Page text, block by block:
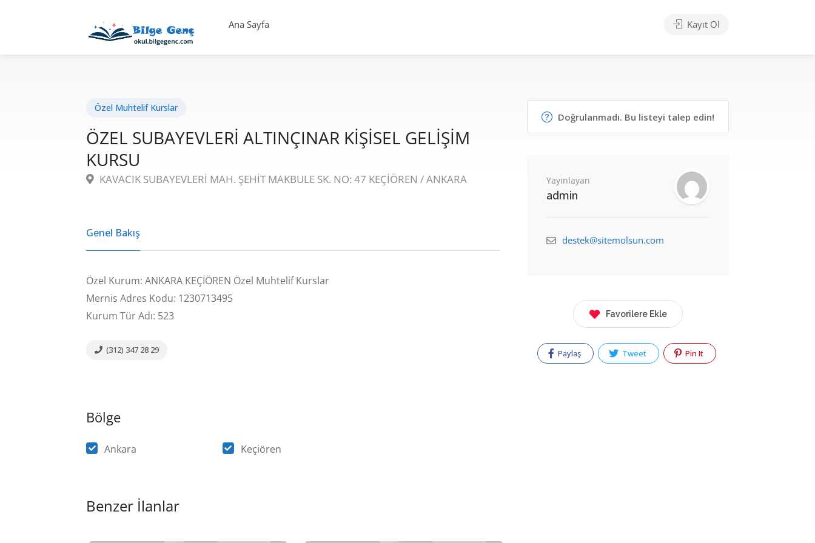
Ana Sayfa Kayıt Ol
Özel Muhtelif Kurslar
ÖZEL SUBAYEVLERİ ALTINÇINAR KİŞİSEL GELİŞİM
KURSU
KAVACIK SUBAYEVLERİ MAH. ŞEHİT MAKBULE SK. NO: 47 KEÇİÖREN / ANKARA
Genel Bakış
Özel Kurum: ANKARA KEÇİÖREN Özel Muhtelif Kurslar
Mernis Adres Kodu: 1230713495
Kurum Tür Adı: 523
(312) 347 28 29
Bölge
Ankara Keçiören
Benzer İlanlar
Doğrulanmadı. Bu listeyi talep edin!
Yayınlayan
admin
destek@sitemolsun.com
Favorilere Ekle
Paylaş Tweet Pin It